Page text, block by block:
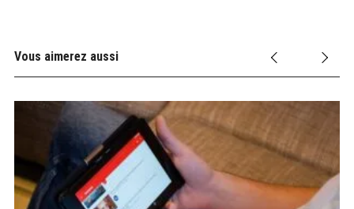
Vous aimerez aussi